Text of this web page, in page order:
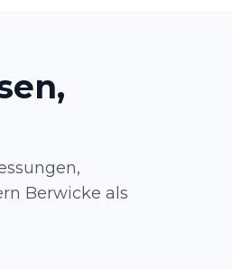
Berwicke als